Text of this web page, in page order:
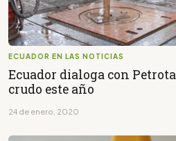
ECUADOR EN LAS NOTICIAS
Ecuador dialoga con
crudo este año
24 de enero, 2020